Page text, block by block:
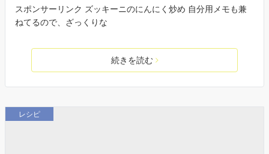
スポンサーリンク ズッキーニのにんにく炒め 自分用メモも兼
ねてるので、ざっくりな
続きを読む
レシピ